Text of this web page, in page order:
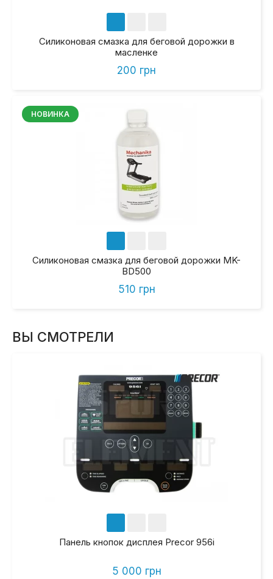
Силиконовая смазка для беговой дорожки в
масленке
200 грн
НОВИНКА
Силиконовая смазка для беговой дорожки MK-
BD500
510 грн
ВЫ СМОТРЕЛИ
Панель кнопок дисплея Precor 956i
5 000 грн